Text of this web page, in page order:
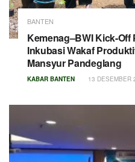
BANTEN
Kemenag–BWI Kick-
Inkubasi Wakaf
Mansyur Pandeglang
KABAR BANTEN 13 DESEMBER